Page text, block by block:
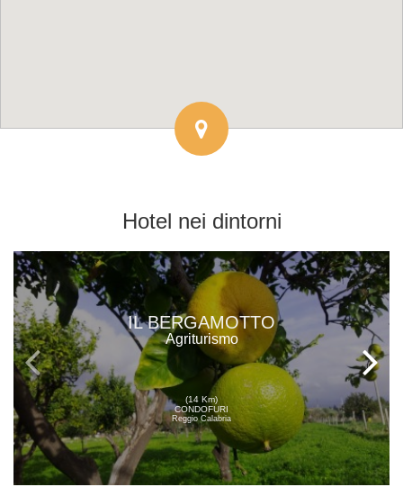
Hotel nei dintorni
IL BERGAMOTTO
Agriturismo
(14 Km)
CONDOFURI
Reggio Calabria